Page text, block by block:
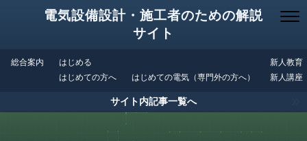
電気設備設計・施工者のための解説
サイト
総合案内
はじめる
はじめての方へ
はじめての電気（専門外の方へ）
新人教育
新人講座
サイト内記事一覧へ